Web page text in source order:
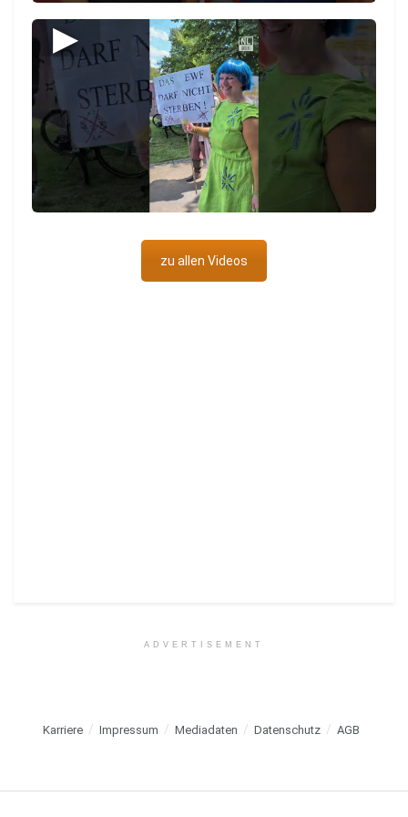
▶
zu allen Videos
ADVERTISEMENT
Karriere Impressum Mediadaten Datenschutz AGB